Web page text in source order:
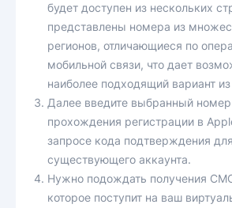
будет доступен из нескольких
представлены номера из
регионов, отличающиеся по
мобильной связи, что дает
наиболее подходящий вариант
Далее введите выбранный
прохождения регистрации в
запросе кода подтверждения для
существующего аккаунта.
Нужно подождать получения
которое поступит на ваш